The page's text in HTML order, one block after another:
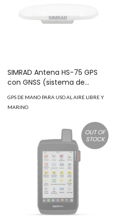
SIMRAD Antena HS-75 GPS
con GNSS (sistema de
global) 15585-001
GPS DE MANO PARA USO AL AIRE LIBRE Y
MARINO
OUT OF
STOCK